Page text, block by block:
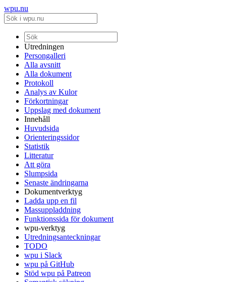
wpu.nu
Utredningen
Persongalleri
Alla avsnitt
Alla dokument
Protokoll
Analys av Kulor
Förkortningar
Uppslag med dokument
Innehåll
Huvudsida
Orienteringssidor
Statistik
Litteratur
Att göra
Slumpsida
Senaste ändringarna
Dokumentverktyg
Ladda upp en fil
Massuppladdning
Funktionssida för dokument
wpu-verktyg
Utredningsanteckningar
TODO
wpu i Slack
wpu på GitHub
Stöd wpu på Patreon